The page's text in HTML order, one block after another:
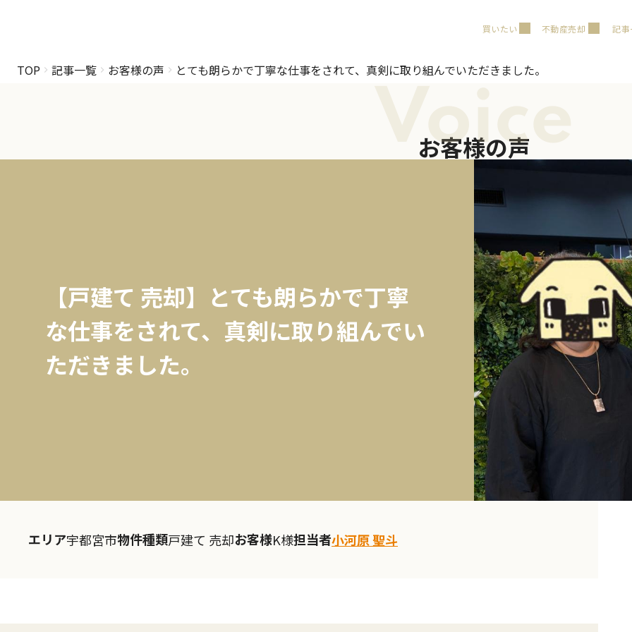
買いたい 不動産売却 記
TOP 記事一覧 お客様の声 とても朗らかで丁寧な仕事をされて、真剣に取り組んでいただきました。
Voice
お客様の声
【戸建て 売却】とても朗らかで丁寧
な仕事をされて、真剣に取り組んでい
ただきました。
エリア宇都宮市物件種類戸建て 売却お客様K様担当者小河原 聖斗